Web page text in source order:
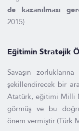
de kazanılması
2015).
Eğitimin Stratejik
Savaşın
şekillendirecek bir
Atatürk, eğitimi Milli
görmüş ve bu
önem vermiştir (Türk